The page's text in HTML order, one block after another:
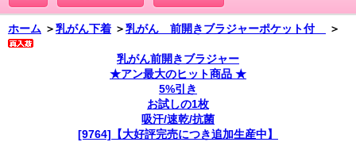
ホーム ＞乳がん下着 ＞乳がん 前開きブラジャーポケット付 ＞
乳がん前開きブラジャー
★アン最大のヒット商品 ★
5%引き
お試しの1枚
吸汗/速乾/抗菌
[9764]【大好評完売につき追加生産中】